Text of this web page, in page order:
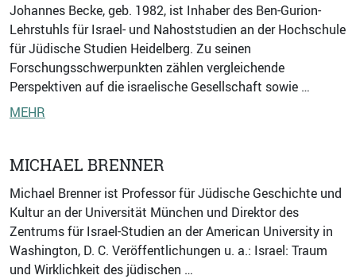
Johannes Becke, geb. 1982, ist Inhaber des Ben-Gurion-
Lehrstuhls für Israel- und Nahoststudien an der Hochschule
für Jüdische Studien Heidelberg. Zu seinen
Forschungsschwerpunkten zählen vergleichende
Perspektiven auf die israelische Gesellschaft sowie …
MEHR
MICHAEL BRENNER
Michael Brenner ist Professor für Jüdische Geschichte und
Kultur an der Universität München und Direktor des
Zentrums für Israel-Studien an der American University in
Washington, D. C. Veröffentlichungen u. a.: Israel: Traum
und Wirklichkeit des jüdischen …